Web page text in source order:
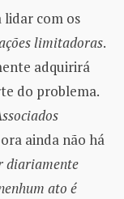
lidar com os
limitadoras.
adquirirá
do problema.
ainda não há
diariamente
ato é